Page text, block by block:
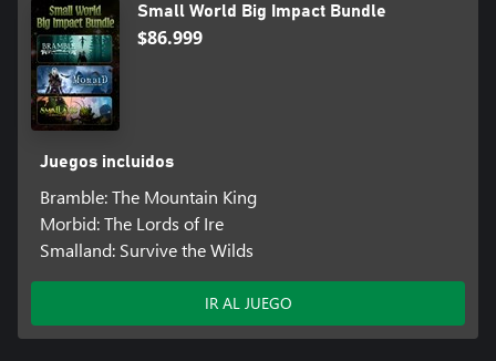
Small World Big Impact Bundle
$86.999
Juegos incluidos
Bramble: The Mountain King
Morbid: The Lords of Ire
Smalland: Survive the Wilds
IR AL JUEGO